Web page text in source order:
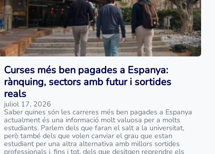
Curses més ben pagades a Espanya:
rànquing, sectors amb futur i sortides
reals
juliol 17, 2026
Saber quines són les carreres més ben pagades a Espanya
actualment és una informació molt valuosa per a molts
estudiants. Parlem dels que faran el salt a la universitat,
però també dels que volen canviar el grau que estan
estudiant per una altra alternativa amb millors sortides
professionals i, fins i tot, dels que desitgen reprendre els